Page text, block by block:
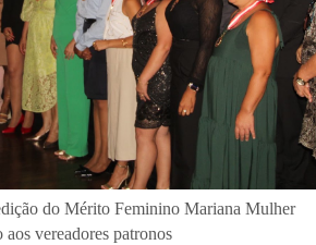
do Mérito Feminino Mariana Mulher
aos vereadores patronos